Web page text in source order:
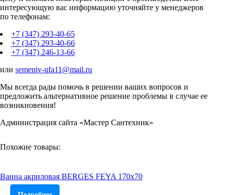
интересующую вас информацию уточняйте у менеджеров
по телефонам:
+7 (347) 293-40-65
+7 (347) 293-40-66
+7 (347) 246-13-66
или semeniv-ufa11@mail.ru
Мы всегда рады помочь в решении ваших вопросов и
предложить альтернативное решение проблемы в случае ее
возникновения!
Администрация сайта «Мастер Сантехник»
Похожие товары:
Ванна акриловая BERGES FEYA 170x70